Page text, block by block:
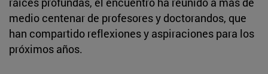
medio centenar de profesores y doctorandos, que
han compartido reflexiones y aspiraciones para los
próximos años.